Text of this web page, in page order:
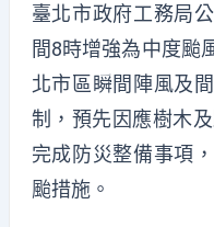
臺北市政府工務局
間8時增強為中度颱
北市區瞬間陣風及
制，預先因應樹木
完成防災整備事項
颱措施。